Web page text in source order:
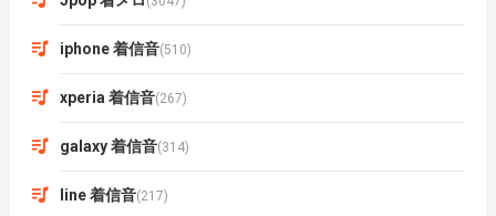
iphone 着信音(510)
xperia 着信音(267)
galaxy 着信音(314)
line 着信音(217)